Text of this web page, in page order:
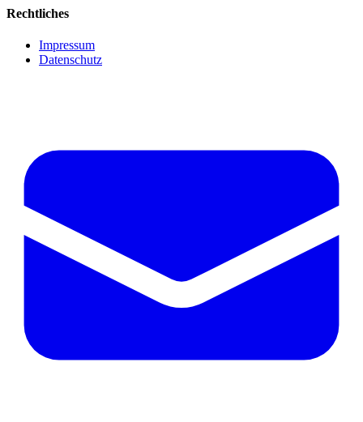
Rechtliches
Impressum
Datenschutz